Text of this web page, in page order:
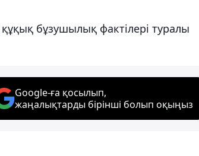
бұзушылық фактілері туралы
Google-ға қосылып,
жаңалықтарды бірінші болып оқыңыз